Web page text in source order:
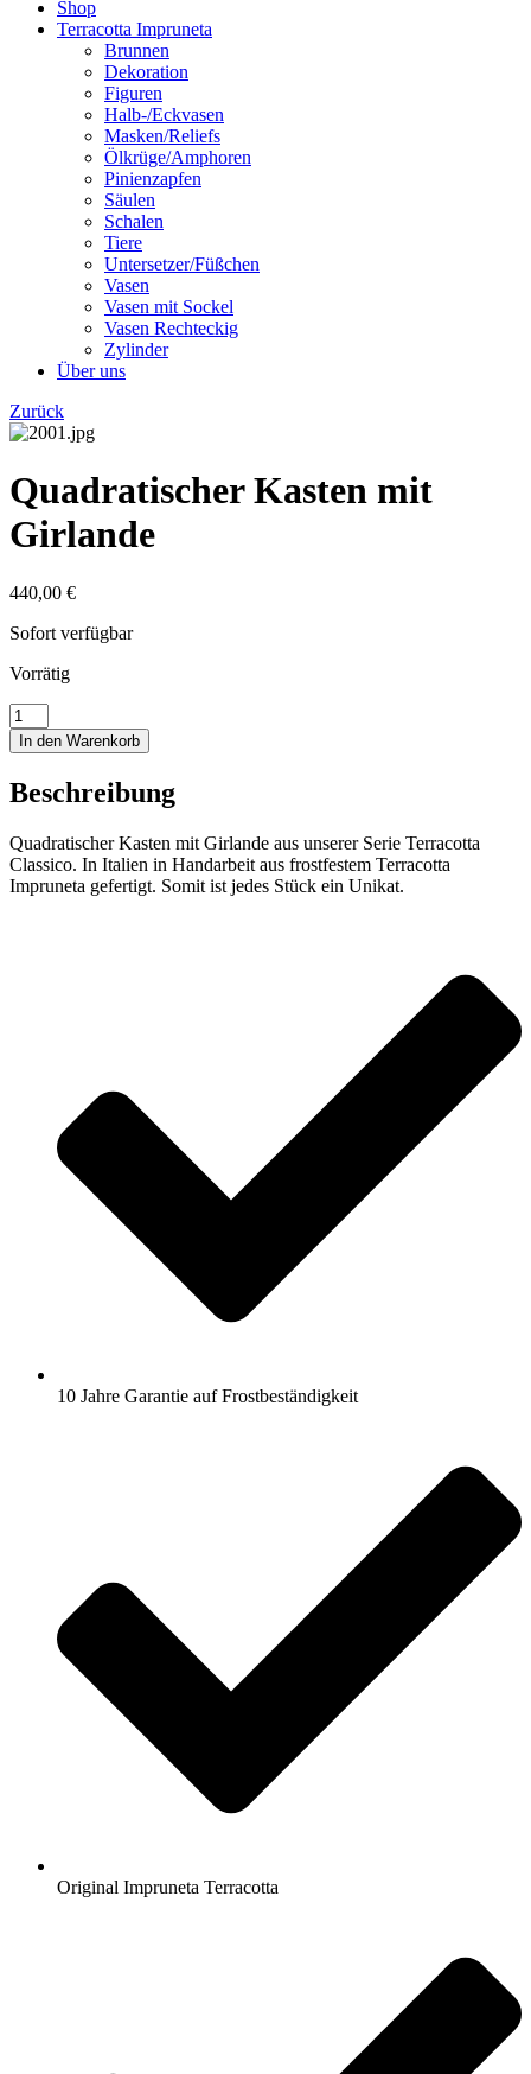
Shop
Terracotta Impruneta
Brunnen
Dekoration
Figuren
Halb-/Eckvasen
Masken/Reliefs
Ölkrüge/Amphoren
Pinienzapfen
Säulen
Schalen
Tiere
Untersetzer/Füßchen
Vasen
Vasen mit Sockel
Vasen Rechteckig
Zylinder
Über uns
Zurück
Quadratischer Kasten mit
Girlande
440,00 €
Sofort verfügbar
Vorrätig
Quadratischer
Kasten
mit
Menge
In den Warenkorb
Beschreibung
Quadratischer Kasten mit Girlande aus unserer Serie Terracotta
Classico. In Italien in Handarbeit aus frostfestem Terracotta
Impruneta gefertigt. Somit ist jedes Stück ein Unikat.
10 Jahre Garantie auf Frostbeständigkeit
Original Impruneta Terracotta